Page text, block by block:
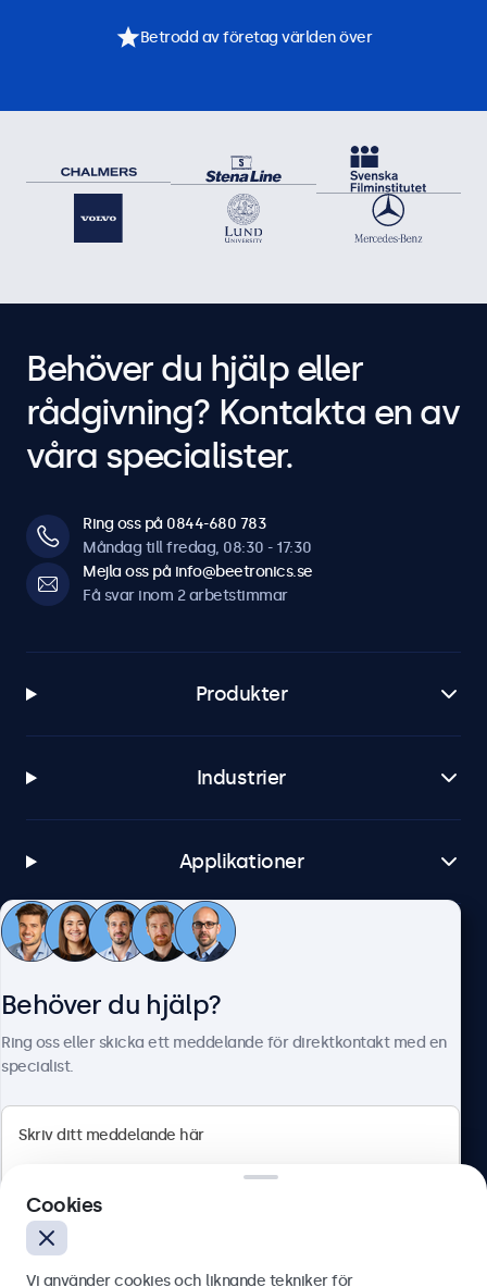
Betrodd av företag världen över
Behöver du hjälp eller
rådgivning? Kontakta en av
våra specialister.
Ring oss på 0844-680 783
Måndag till fredag, 08:30 - 17:30
Mejla oss på info@beetronics.se
Få svar inom 2 arbetstimmar
Produkter
Industrier
Applikationer
Kundtjänst
Olof Palmesgata 29, Stockholm, 111 22, Sverige
Behöver du hjälp?
Ring oss eller skicka ett meddelande för direktkontakt med en
specialist.
Cookies
Vi använder cookies och liknande tekniker för